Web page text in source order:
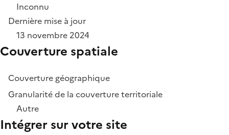
Inconnu
Dernière mise à jour
13 novembre 2024
Couverture spatiale
Couverture géographique
Granularité de la couverture territoriale
Autre
Intégrer sur votre site